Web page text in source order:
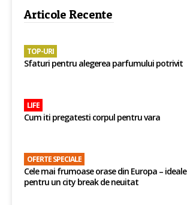
Articole Recente
TOP-URI
Sfaturi pentru alegerea parfumului potrivit
LIFE
Cum iti pregatesti corpul pentru vara
OFERTE SPECIALE
Cele mai frumoase orase din Europa – ideale
pentru un city break de neuitat